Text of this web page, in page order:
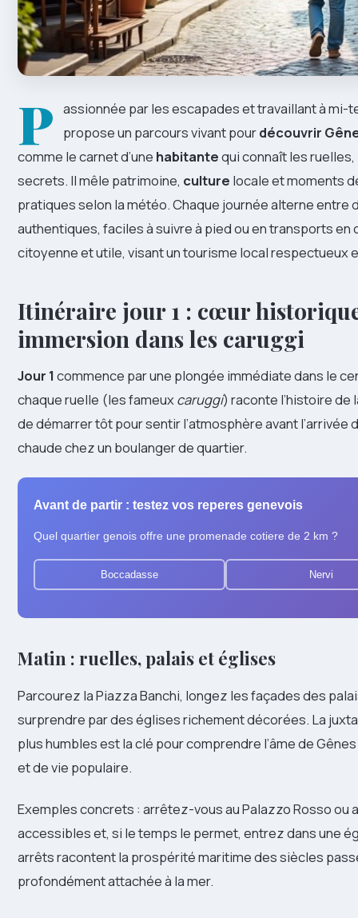
P assionnée par les escapades et travaillant à mi-
propose un parcours vivant pourdécouvrir
comme le carnet d’une habitantequi connaît les
secrets. Il mêle patrimoine, culture locale et moments
pratiques selon la météo. Chaque journée alterne
authentiques, faciles à suivre à pied ou en transports
citoyenne et utile, visant un tourisme local respectueux
Itinéraire jour 1 : cœur
immersion dans les caruggi
Jour 1 commence par une plongée immédiate dans le
chaque ruelle (les fameuxcaruggi) raconte l’histoire de
de démarrer tôt pour sentir l’atmosphère avant
chaude chez un boulanger de quartier.
Avant de partir : testez vos reperes genevois
Quel quartier genois offre une promenade cotiere de 2 km ?
Boccadasse Nervi
Matin : ruelles, palais et églises
Parcourez la Piazza Banchi, longez les façades des
surprendre par des églises richement décorées. La
plus humbles est la clé pour comprendre l’âme de
et de vie populaire.
Exemples concrets : arrêtez-vous au Palazzo Rosso ou
accessibles et, si le temps le permet, entrez dans une
arrêts racontent la prospérité maritime des siècles
profondément attachée à la mer.